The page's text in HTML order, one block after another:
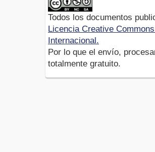
Todos los documentos
Licencia Creative
Internacional.
Por lo que el envío,
totalmente gratuito.